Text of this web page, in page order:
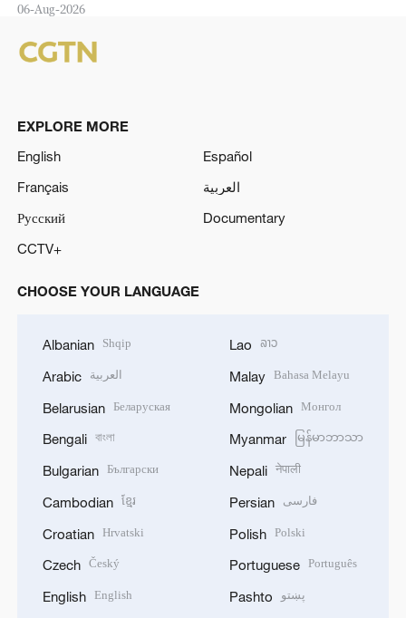
06-Aug-2026
EXPLORE MORE
English
Español
Français
العربية
Русский
Documentary
CCTV+
CHOOSE YOUR LANGUAGE
Albanian Shqip
Arabic العربية
Belarusian Беларуская
Bengali বাংলা
Bulgarian Български
Cambodian ខ្មែរ
Croatian Hrvatski
Czech Český
English English
Lao ລາວ
Malay Bahasa Melayu
Mongolian Монгол
Myanmar မြန်မာဘာသာ
Nepali नेपाली
Persian فارسی
Polish Polski
Portuguese Português
Pashto پښتو